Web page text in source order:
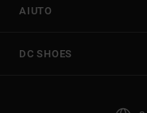
AIUTO
DC SHOES